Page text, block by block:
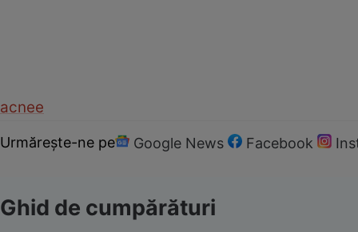
acnee
Urmărește-ne pe Google News Facebook
Ghid de cumpărături